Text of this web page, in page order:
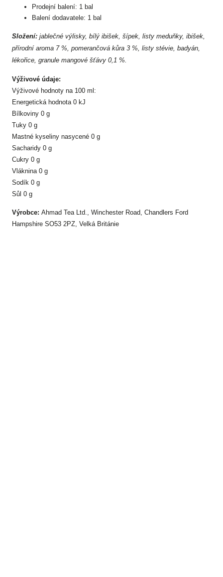
Prodejní balení: 1 bal
Balení dodavatele: 1 bal
Složení: jablečné výlisky, bílý ibišek, šípek, listy meduňky, ibišek,
přírodní aroma 7 %, pomerančová kůra 3 %, listy stévie, badyán,
lékořice, granule mangové šťávy 0,1 %.
Výživové údaje:
Výživové hodnoty na 100 ml:
Energetická hodnota 0 kJ
Bílkoviny 0 g
Tuky 0 g
Mastné kyseliny nasycené 0 g
Sacharidy 0 g
Cukry 0 g
Vláknina 0 g
Sodík 0 g
Sůl 0 g
Výrobce: Ahmad Tea Ltd., Winchester Road, Chandlers Ford
Hampshire SO53 2PZ, Velká Británie